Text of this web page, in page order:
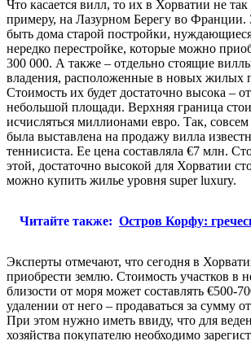
Что касается вилл, то их в Хорватии не
примеру, на Лазурном Берегу во Франции.
быть дома старой постройки,
нередко перестройке, которые можно
300 000. А также – отдельно стоящие
владения, расположенные в новых жилых
Стоимость их будет достаточно высока –
небольшой площади. Верхняя граница
исчисляться миллионами евро. Так,
была выставлена на продажу вилла
теннисиста. Ее цена составляла €7 млн.
этой, достаточно высокой для Хорватии
можно купить жилье уровня super luxury.
Читайте также: Остров Корфу:
Эксперты отмечают, что сегодня в
приобрести землю. Стоимость участков в
близости от моря может составлять €500-
удалении от него – продаваться за сумму
При этом нужно иметь ввиду, что для
хозяйства покупателю необходимо